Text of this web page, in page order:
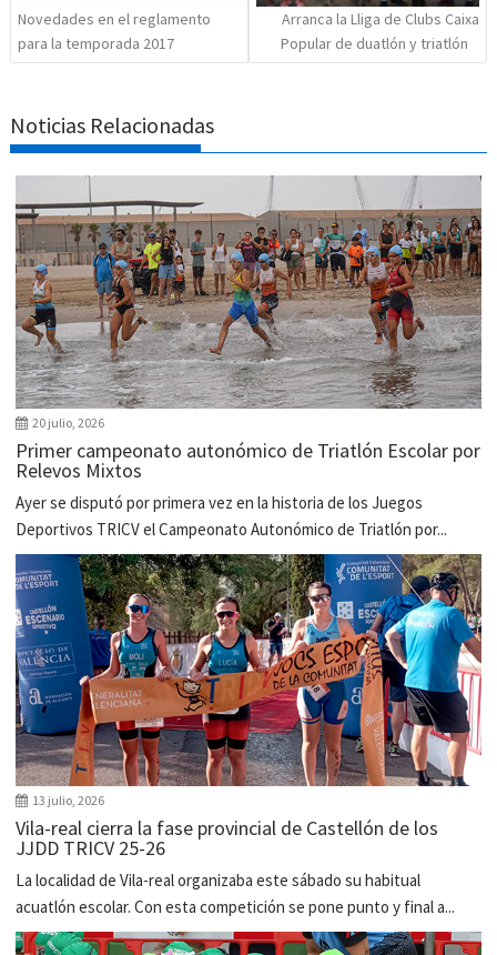
Novedades en el reglamento
para la temporada 2017
Arranca la Lliga de Clubs Caixa
Popular de duatlón y triatlón
Noticias Relacionadas
20 julio, 2026
Primer campeonato autonómico de Triatlón Escolar por
Relevos Mixtos
Ayer se disputó por primera vez en la historia de los Juegos
Deportivos TRICV el Campeonato Autonómico de Triatlón por...
13 julio, 2026
Vila-real cierra la fase provincial de Castellón de los
JJDD TRICV 25-26
La localidad de Vila-real organizaba este sábado su habitual
acuatlón escolar. Con esta competición se pone punto y final a...